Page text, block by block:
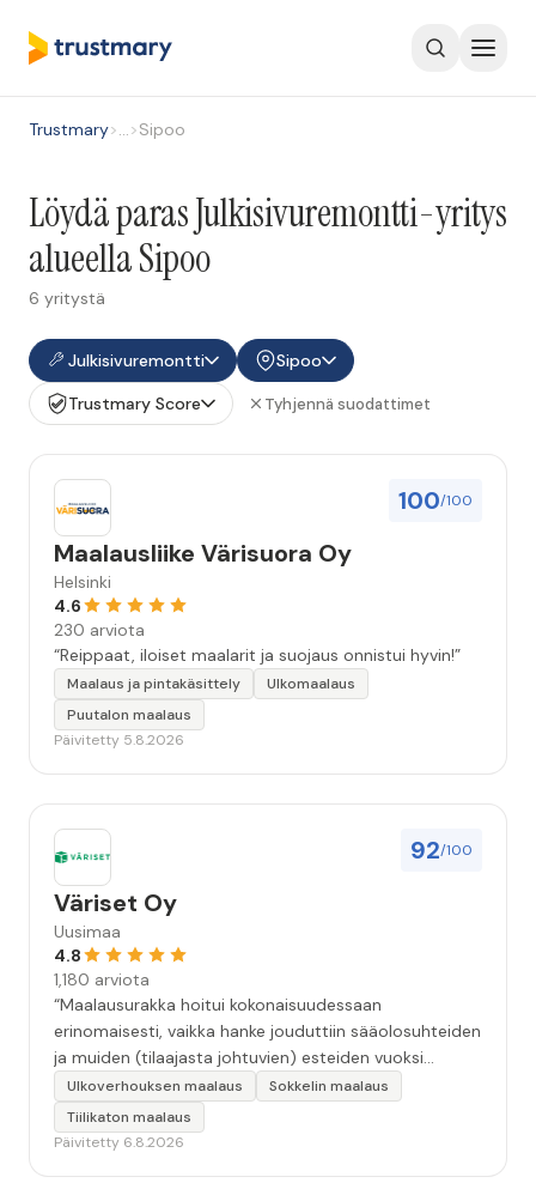
Trustmary>…>Sipoo
Löydä paras Julkisivuremontti-yritys
alueella Sipoo
6 yritystä
Julkisivuremontti
Sipoo
Trustmary Score
Tyhjennä suodattimet
100/100
Maalausliike Värisuora Oy
Helsinki
4.6
230 arviota
“Reippaat, iloiset maalarit ja suojaus onnistui hyvin!”
Maalaus ja pintakäsittely
Ulkomaalaus
Puutalon maalaus
Päivitetty 5.8.2026
92/100
Väriset Oy
Uusimaa
4.8
1,180 arviota
“Maalausurakka hoitui kokonaisuudessaan
erinomaisesti, vaikka hanke jouduttiin sääolosuhteiden
ja muiden (tilaajasta johtuvien) esteiden vuoksi
keskeyttämään n. 3 viikoksi. Maalaistulos on oikein
hyvä, yhteydenpito erinomaista, jälkityöt tehtiin
huolellisesti. Suosittelen. Erityiskiitos itse maalareille:
Ulkoverhouksen maalaus
Sokkelin maalaus
Tiilikaton maalaus
Päivitetty 6.8.2026